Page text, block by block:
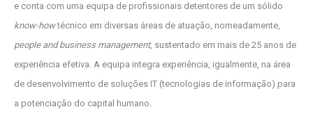
e conta com uma equipa de profissionais detentores de um sólido
know-howtécnico em diversas áreas de atuação, nomeadamente,
people and business management, sustentado em mais de 25 anos de
experiência efetiva. A equipa integra experiência, igualmente, na área
de desenvolvimento de soluções IT (tecnologias de informação) para
a potenciação do capital humano.